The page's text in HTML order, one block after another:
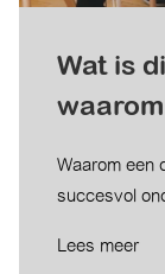
Wat is
Waarom een
succesvol
Lees meer